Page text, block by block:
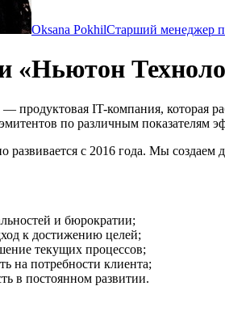
Oksana PokhilСтарший менеджер
«Ньютон
— продуктовая IT-компания, которая
по различным показателям
с 2016 года. Мы создаем
и бюрократии;
к достижению целей;
текущих процессов;
на потребности клиента;
в постоянном развитии.